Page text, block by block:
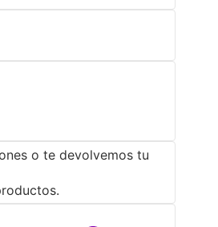
o te devolvemos tu